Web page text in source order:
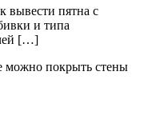
вывести пятна с
и типа
[…]